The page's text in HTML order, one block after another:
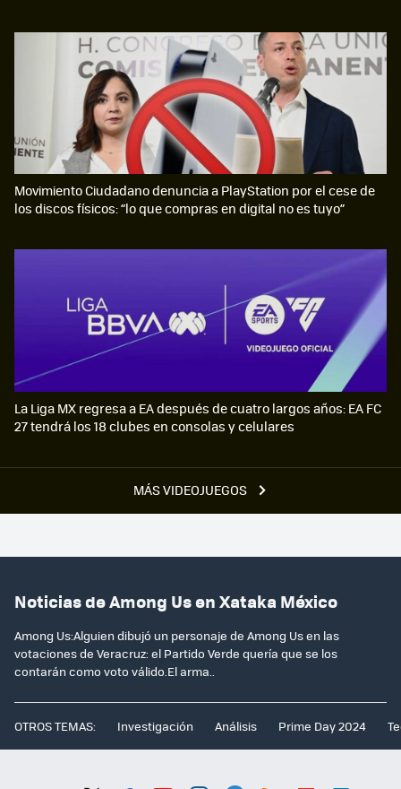
MÁS VIDEOJUEGOS
Movimiento Ciudadano denuncia a PlayStation por el cese de
los discos físicos: “lo que compras en digital no es tuyo”
La Liga MX regresa a EA después de cuatro largos años: EA FC
27 tendrá los 18 clubes en consolas y celulares
Noticias de Among Us en Xataka México
Among Us:Alguien dibujó un personaje de Among Us en las
votaciones de Veracruz: el Partido Verde quería que se los
contarán como voto válido.El arma..
OTROS TEMAS: Investigación Análisis Prime Day 2024